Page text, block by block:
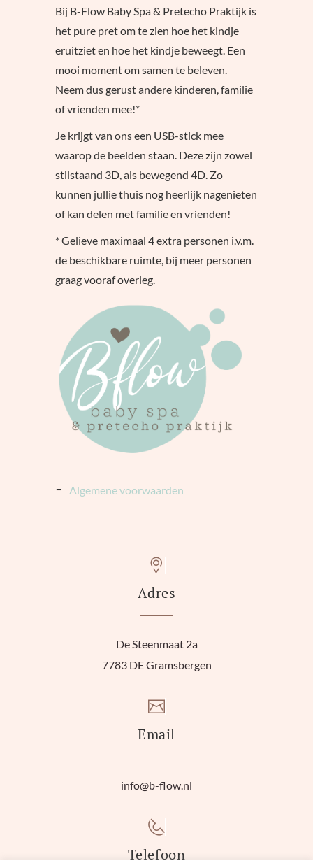
Bij B-Flow Baby Spa & Pretecho Praktijk is
het pure pret om te zien hoe het kindje
eruitziet en hoe het kindje beweegt. Een
mooi moment om samen te beleven.
Neem dus gerust andere kinderen, familie
of vrienden mee!*
Je krijgt van ons een USB-stick mee
waarop de beelden staan. Deze zijn zowel
stilstaand 3D, als bewegend 4D. Zo
kunnen jullie thuis nog heerlijk nagenieten
of kan delen met familie en vrienden!
* Gelieve maximaal 4 extra personen i.v.m.
de beschikbare ruimte, bij meer personen
graag vooraf overleg.
algemene voorwaarden
Adres
De Steenmaat 2a
7783 DE Gramsbergen
Email
info@b-flow.nl
Telefoon